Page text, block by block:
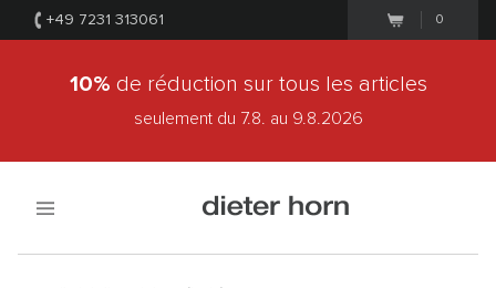
+49 7231 313061 0
10% de réduction sur tous les articles
seulement du 7.8. au 9.8.2026